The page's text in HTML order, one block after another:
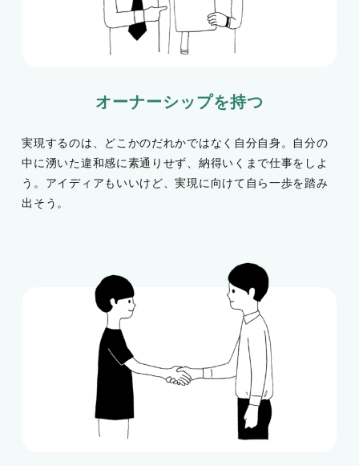
オーナーシップを持つ
実現するのは、どこかのだれかではなく自分自身。自分の
中に湧いた違和感に素通りせず、納得いくまで仕事をしよ
う。アイディアもいいけど、実現に向けて自ら一歩を踏み
出そう。